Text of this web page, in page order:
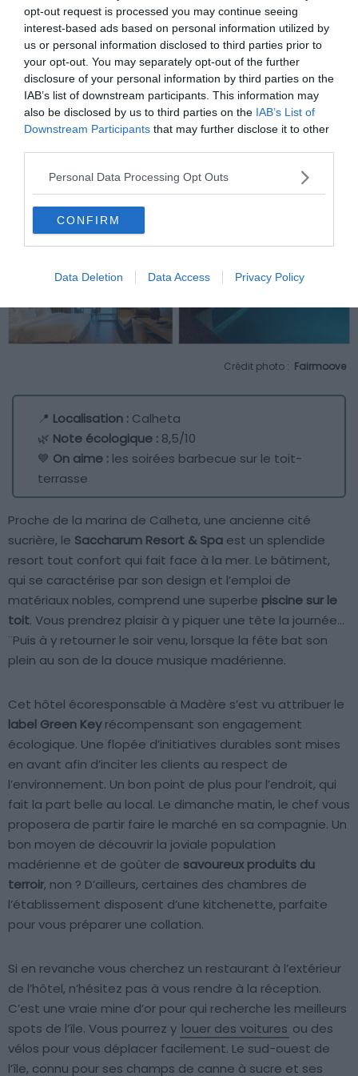
opt-out request is processed you may continue seeing
interest-based ads based on personal information utilized by
us or personal information disclosed to third parties prior to
your opt-out. You may separately opt-out of the further
disclosure of your personal information by third parties on the
IAB’s list of downstream participants. This information may
also be disclosed by us to third parties on the IAB’s List of
Downstream Participants that may further disclose it to other
Personal Data Processing Opt Outs
CONFIRM
Data Deletion Data Access Privacy Policy
Voir ce resort 5 étoiles
Saccharum Resort & Spa :
établissement de standing entre mer
et montagne
Crédit photo : Fairmoove
📍 Localisation : Calheta
🌿 Note écologique : 8,5/10
💙 On aime : les soirées barbecue sur le toit-
terrasse
Proche de la marina de Calheta, une ancienne cité
sucrière, le Saccharum Resort & Spa est un splendide
resort tout confort qui fait face à la mer. Le bâtiment,
qui se caractérise par son design et l’emploi de
matériaux nobles, comprend une superbe piscine sur le
toit. Vous prendrez plaisir à y piquer une tête la journée…
¨Puis à y retourner le soir venu, lorsque la fête bat son
plein au son de la douce musique madérienne.
Cet hôtel écoresponsable à Madère s’est vu attribuer le
label Green Keyrécompensant son engagement
écologique. Une flopée d’initiatives durables sont mises
en avant afin d’inciter les clients au respect de
l’environnement. Un bon point de plus pour l’endroit, qui
fait la part belle au local. Le dimanche matin, le chef vous
proposera de partir faire le marché en sa compagnie. Un
bon moyen de découvrir la joviale population
madérienne et de goûter de savoureux produits du
terroir, non ? D’ailleurs, certaines des chambres de
l’établissement disposent d’une kitchenette, parfaite
pour vous préparer une collation.
Si en revanche vous cherchez un restaurant à l’extérieur
de l’hôtel, n’hésitez pas à vous rendre à la réception.
C’est une vraie mine d’or pour qui recherche les meilleurs
spots de l’île. Vous pourrez y louer des voitures ou des
vélos pour vous déplacer facilement. Le sud-ouest de
l’île, connu pour ses champs de canne à sucre et ses